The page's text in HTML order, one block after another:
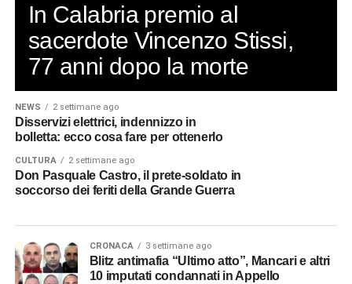
In Calabria premio al
sacerdote Vincenzo Stissi,
77 anni dopo la morte
NEWS 2 settimane ago
Disservizi elettrici, indennizzo in
bolletta: ecco cosa fare per ottenerlo
CULTURA 2 settimane ago
Don Pasquale Castro, il prete-soldato in
soccorso dei feriti della Grande Guerra
CRONACA 3 settimane ago
Blitz antimafia “Ultimo atto”, Mancari e altri
10 imputati condannati in Appello